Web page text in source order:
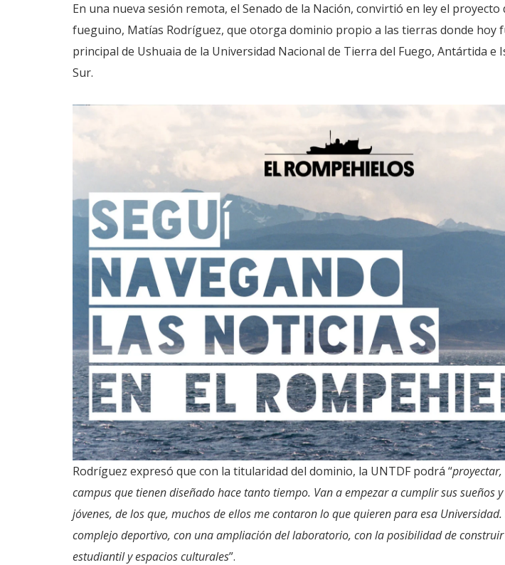
En una nueva sesión remota, el Senado de la Nación, convirtió en ley el proyecto
fueguino, Matías Rodríguez, que otorga dominio propio a las tierras donde hoy
principal de Ushuaia de la Universidad Nacional de Tierra del Fuego, Antártida e
Sur.
Rodríguez expresó que con la titularidad del dominio, la UNTDF podrá “proyectar,
campus que tienen diseñado hace tanto tiempo. Van a empezar a cumplir sus sueños
jóvenes, de los que, muchos de ellos me contaron lo que quieren para esa Universidad.
complejo deportivo, con una ampliación del laboratorio, con la posibilidad de
estudiantil y espacios culturales”.